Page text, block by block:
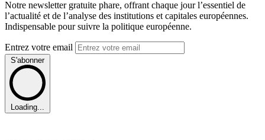
Notre newsletter gratuite phare, offrant chaque jour l’essentiel de
l’actualité et de l’analyse des institutions et capitales européennes.
Indispensable pour suivre la politique européenne.
Entrez votre email
S'abonner
Loading...